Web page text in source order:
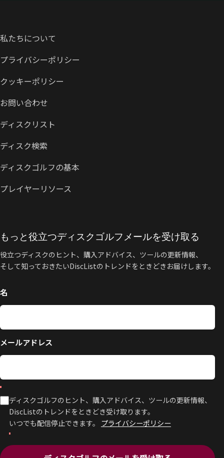
私たちについて
プライバシーポリシー
クッキーポリシー
お問い合わせ
ディスクリスト
ディスク検索
ディスクゴルフの基本
プレイヤーリソース
もっと役立つディスクゴルフメールを受け取る
役立つディスクのヒント、購入アドバイス、ツールの更新情報、
そして知っておきたいDiscListのトレンドをときどきお届けします。
名
メールアドレス
ディスクゴルフのヒント、購入アドバイス、ツールの更新情報、
DiscListのトレンドをときどき受け取ります。
いつでも配信停止できます。 プライバシーポリシー